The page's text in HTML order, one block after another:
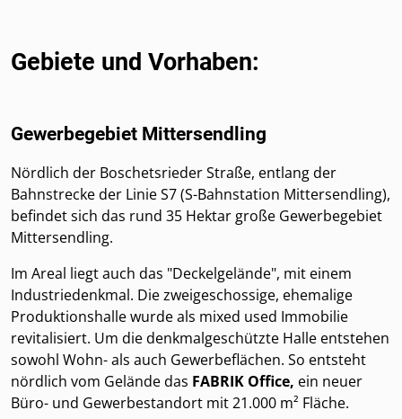
Gebiete und Vorhaben:
Gewerbegebiet Mittersendling
Nördlich der Boschetsrieder Straße, entlang der
Bahnstrecke der Linie S7 (S-Bahnstation Mittersendling),
befindet sich das rund 35 Hektar große Gewerbegebiet
Mittersendling.
Im Areal liegt auch das "Deckelgelände", mit einem
Industriedenkmal. Die zweigeschossige, ehemalige
Produktionshalle wurde als mixed used Immobilie
revitalisiert. Um die denkmalgeschützte Halle entstehen
sowohl Wohn- als auch Gewerbeflächen. So entsteht
nördlich vom Gelände das FABRIK Office, ein neuer
Büro- und Gewerbestandort mit 21.000 m² Fläche.